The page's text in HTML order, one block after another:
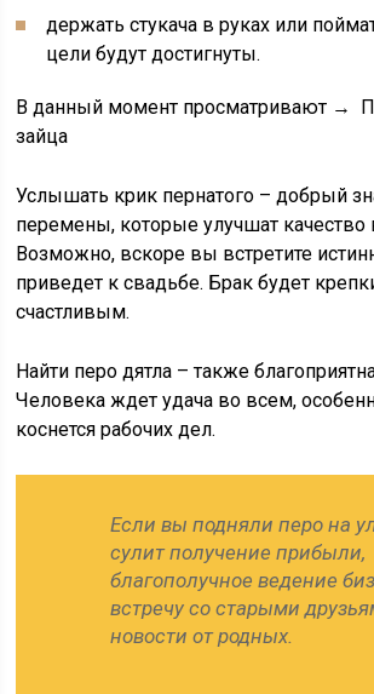
держать стукача в руках или
цели будут достигнуты.
В данный момент просматривают →
зайца
Услышать крик пернатого – добрый
перемены, которые улучшат
Возможно, вскоре вы встретите
приведет к свадьбе. Брак будет
счастливым.
Найти перо дятла – также
Человека ждет удача во всем,
коснется рабочих дел.
Если вы подняли перо на
сулит получение прибыли,
благополучное ведение
встречу со старыми
новости от родных.